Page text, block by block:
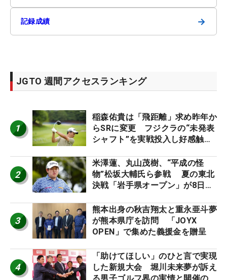
記録成績 →
JGTO 週間アクセスランキング
1
稲森佑貴は「飛距離」求め昨年か
らSRに変更 フジクラの“未発表
シャフト”を実戦投入し好感触
ーのヒトネタ！】
2
米澤蓮、丸山茂樹、“平成の怪
物”松坂大輔氏ら参戦 夏の東北
決戦「岩手県オープン」が8日開
3
熊本出身の秋吉翔太と重永亜斗夢
が熊本県庁を訪問 「JOYX
OPEN」で集めた義援金を贈呈
4
「助けてほしい」のひと言で実現
した新規大会 堀川未来夢が訴え
る男子ゴルフ界の実情と開催の舞